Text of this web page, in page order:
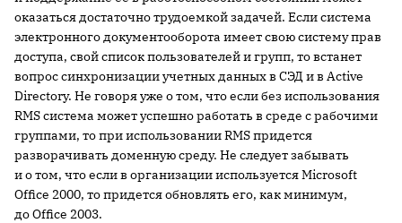
оказаться достаточно трудоемкой задачей. Если система
электронного документооборота имеет свою систему прав
доступа, свой список пользователей и групп, то встанет
вопрос синхронизации учетных данных в СЭД и в Active
Directory. Не говоря уже о том, что если без использования
RMS система может успешно работать в среде с рабочими
группами, то при использовании RMS придется
разворачивать доменную среду. Не следует забывать
и о том, что если в организации используется Microsoft
Office 2000, то придется обновлять его, как минимум,
до Office 2003.